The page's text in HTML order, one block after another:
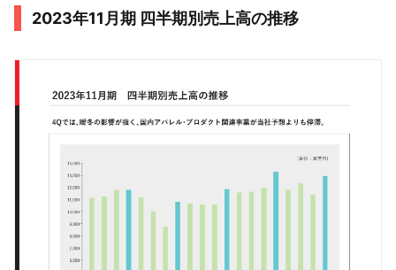
2023年11月期 四半期別売上高の推移